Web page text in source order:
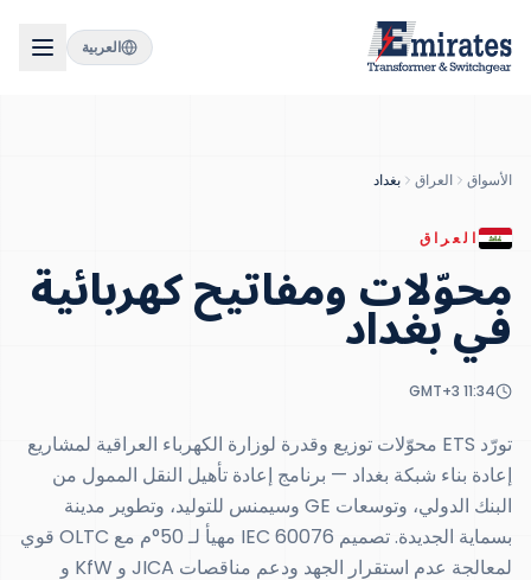
العربية
الأسواق العراق بغداد
العراق
محوّلات ومفاتيح كهربائية
فيبغداد
11:34
تورّد ETS محوّلات توزيع وقدرة لوزارة الكهرباء العراقية لمشاريع
إعادة بناء شبكة بغداد — برنامج إعادة تأهيل النقل الممول من
البنك الدولي، وتوسعات GE وسيمنس للتوليد، وتطوير مدينة
بسماية الجديدة. تصميم IEC 60076 مهيأ لـ 50°م مع OLTC قوي
لمعالجة عدم استقرار الجهد ودعم مناقصات JICA و KfW و